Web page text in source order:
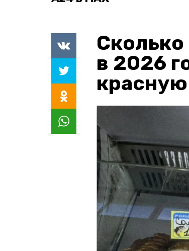
Сколько
в 2026